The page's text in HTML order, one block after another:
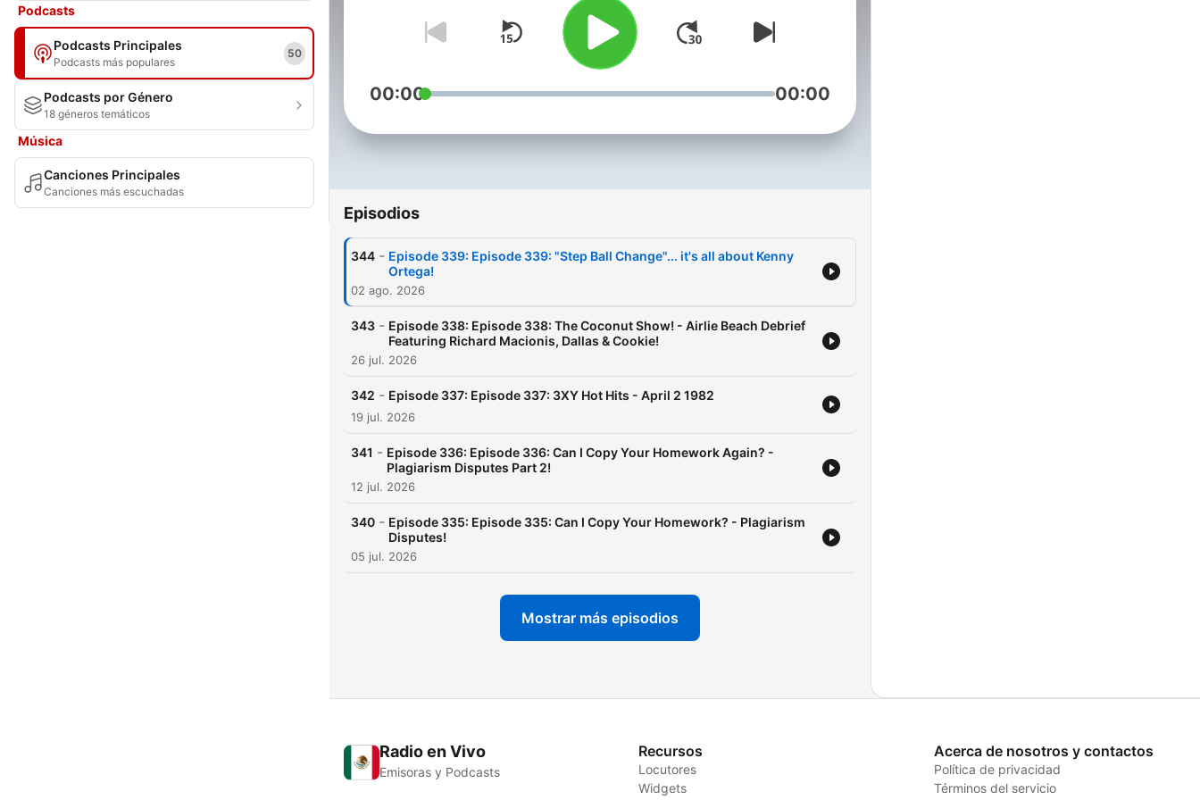
Podcasts
Podcasts Principales
Podcasts más populares
50
Podcasts por Género
18 géneros temáticos
Música
Canciones Principales
Canciones más escuchadas
Live performers from Rewind
80's Tribute Band..
www.the80smontage.com You
Little Ripper.. The 80's
https://www.patreon.com/the80smontagepodcast
Email:
samantha@planet80s.com.au
00:00 00:00
Episodios
344 - Episode 339: Episode 339: "Step Ball Change"... it's all about Kenny
Ortega!
02 ago. 2026
343 - Episode 338: Episode 338: The Coconut Show! - Airlie Beach Debrief
Featuring Richard Macionis, Dallas & Cookie!
26 jul. 2026
342 - Episode 337: Episode 337: 3XY Hot Hits - April 2 1982
19 jul. 2026
341 - Episode 336: Episode 336: Can I Copy Your Homework Again? -
Plagiarism Disputes Part 2!
12 jul. 2026
340 - Episode 335: Episode 335: Can I Copy Your Homework? - Plagiarism
Disputes!
05 jul. 2026
Mostrar más episodios
Radio en Vivo
Emisoras y Podcasts
Recursos
Locutores
Widgets
Acerca de nosotros y contactos
Política de privacidad
Términos del servicio